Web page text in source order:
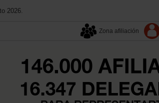
2026.
Zona afiliación